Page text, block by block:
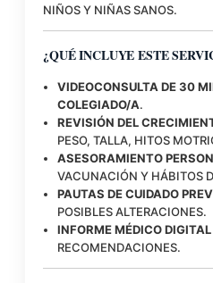
NIÑOS Y NIÑAS SANOS.
¿QUÉ INCLUYE ESTE
VIDEOCONSULTA DE 30
COLEGIADO/A.
REVISIÓN DEL
PESO, TALLA, HITOS
ASESORAMIENTO
VACUNACIÓN Y HÁBITOS
PAUTAS DE CUIDADO
POSIBLES ALTERACIONES.
INFORME MÉDICO DIGITAL
RECOMENDACIONES.